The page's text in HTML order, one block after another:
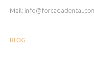
Mail:
BLOG